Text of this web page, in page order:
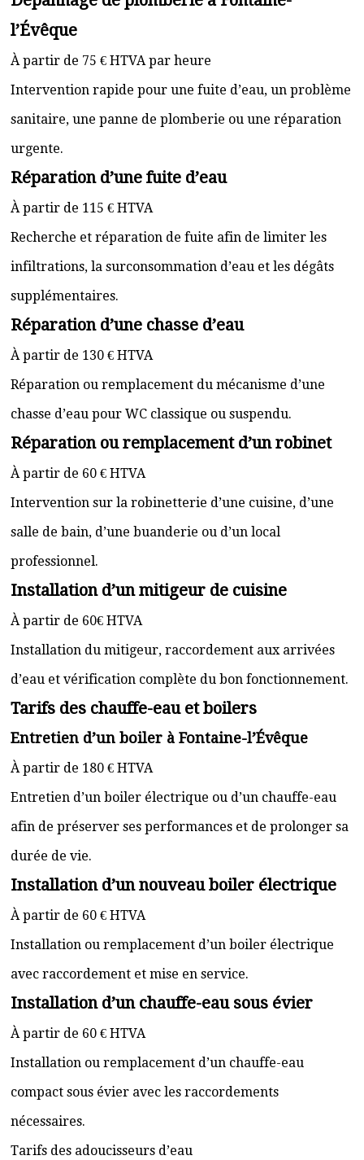
l’Évêque
À partir de 75 € HTVA par heure
Intervention rapide pour une fuite d’eau, un problème
sanitaire, une panne de plomberie ou une réparation
urgente.
Réparation d’une fuite d’eau
À partir de 115 € HTVA
Recherche et réparation de fuite afin de limiter les
infiltrations, la surconsommation d’eau et les dégâts
supplémentaires.
Réparation d’une chasse d’eau
À partir de 130 € HTVA
Réparation ou remplacement du mécanisme d’une
chasse d’eau pour WC classique ou suspendu.
Réparation ou remplacement d’un robinet
À partir de 60 € HTVA
Intervention sur la robinetterie d’une cuisine, d’une
salle de bain, d’une buanderie ou d’un local
professionnel.
Installation d’un mitigeur de cuisine
À partir de 60€ HTVA
Installation du mitigeur, raccordement aux arrivées
d’eau et vérification complète du bon fonctionnement.
Tarifs des chauffe-eau et boilers
Entretien d’un boiler à Fontaine-l’Évêque
À partir de 180 € HTVA
Entretien d’un boiler électrique ou d’un chauffe-eau
afin de préserver ses performances et de prolonger sa
durée de vie.
Installation d’un nouveau boiler électrique
À partir de 60 € HTVA
Installation ou remplacement d’un boiler électrique
avec raccordement et mise en service.
Installation d’un chauffe-eau sous évier
À partir de 60 € HTVA
Installation ou remplacement d’un chauffe-eau
compact sous évier avec les raccordements
nécessaires.
Tarifs des adoucisseurs d’eau